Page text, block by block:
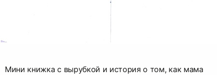
Мини книжка с вырубкой и история о том, как мама